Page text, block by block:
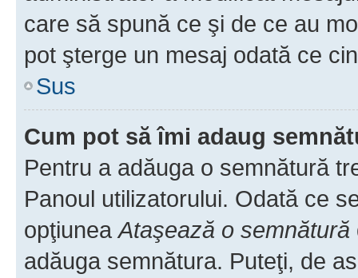
care să spună ce şi de ce au
pot şterge un mesaj odată ce
Sus
Cum pot să îmi adaug
Pentru a adăuga o semnătură
Panoul utilizatorului. Odată ce
opţiuneaAtaşează o semnătură
adăuga semnătura. Puteţi, de